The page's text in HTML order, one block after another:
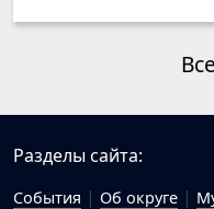
Разделы сайта:
События Об округе